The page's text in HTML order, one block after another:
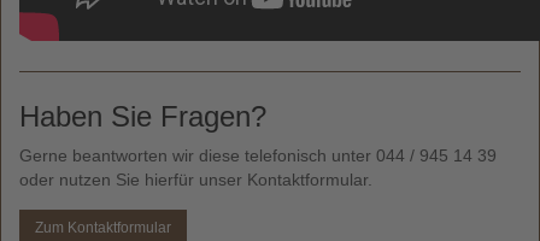
Haben Sie Fragen?
Gerne beantworten wir diese telefonisch unter 044 / 945 14 39
oder nutzen Sie hierfür unser Kontaktformular.
Zum Kontaktformular